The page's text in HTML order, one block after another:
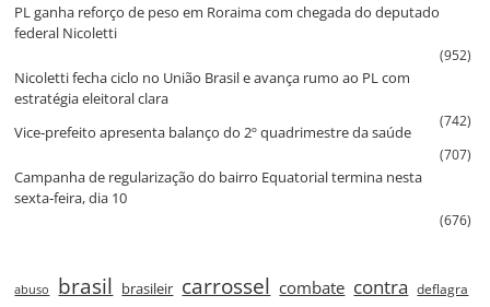
PL ganha reforço de peso em Roraima com chegada do deputado
federal Nicoletti
(952)
Nicoletti fecha ciclo no União Brasil e avança rumo ao PL com
estratégia eleitoral clara
(742)
Vice‑prefeito apresenta balanço do 2º quadrimestre da saúde
(707)
Campanha de regularização do bairro Equatorial termina nesta
sexta‑feira, dia 10
(676)
abuso brasil brasileir carrossel combate contra deflagra